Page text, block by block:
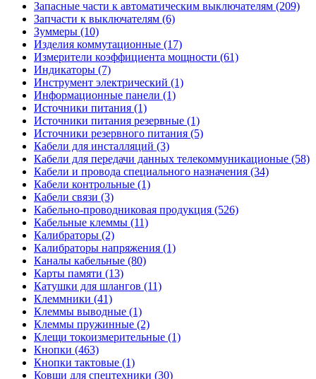
Запасные части к автоматическим выключателям (209)
Запчасти к выключателям (6)
Зуммеры (10)
Изделия коммутационные (17)
Измерители коэффициента мощности (61)
Индикаторы (7)
Инструмент электрический (1)
Информационные панели (1)
Источники питания (1)
Источники питания резервные (1)
Источники резервного питания (5)
Кабели для инсталляций (3)
Кабели для передачи данных телекоммуникационые (58)
Кабели и провода специального назначения (34)
Кабели контрольные (1)
Кабели связи (3)
Кабельно-проводниковая продукция (526)
Кабельные клеммы (11)
Калибраторы (2)
Калибраторы напряжения (1)
Каналы кабельные (80)
Карты памяти (13)
Катушки для шлангов (11)
Клеммники (41)
Клеммы выводные (1)
Клеммы пружинные (2)
Клещи токоизмерительные (1)
Кнопки (463)
Кнопки тактовые (1)
Ковши для спецтехники (30)